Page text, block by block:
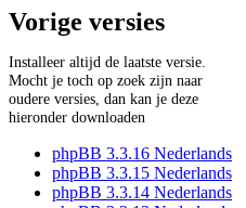
Vorige versies
Installeer altijd de laatste versie.
Mocht je toch op zoek zijn naar
oudere versies, dan kan je deze
hieronder downloaden
phpBB 3.3.16 Nederlands
phpBB 3.3.15 Nederlands
phpBB 3.3.14 Nederlands